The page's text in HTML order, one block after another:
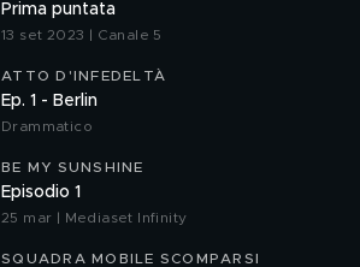
Prima puntata
13 set 2023 | Canale 5
ATTO D'INFEDELTÀ
Ep. 1 - Berlin
Drammatico
BE MY SUNSHINE
Episodio 1
25 mar | Mediaset Infinity
SQUADRA MOBILE SCOMPARSI